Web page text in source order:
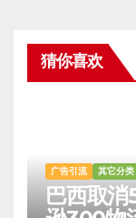
猜你喜欢
广告引流 其它分类
巴西取消